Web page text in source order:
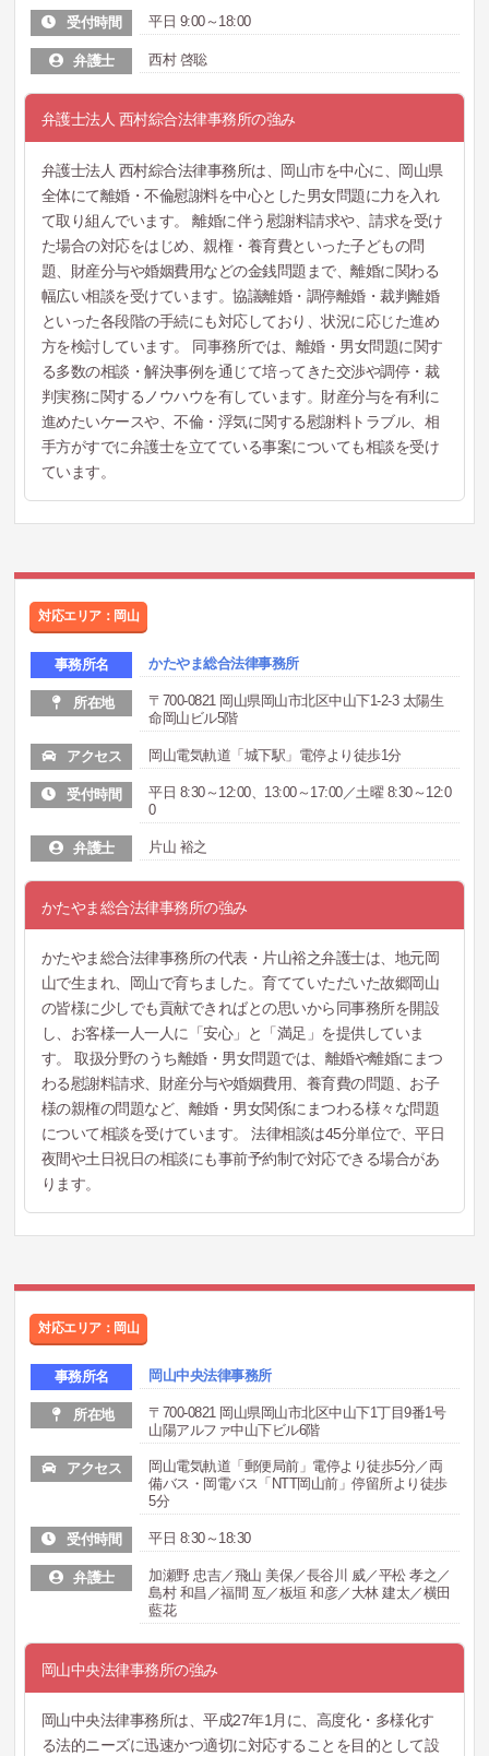
受付時間 平日 9:00～18:00
弁護士 西村 啓聡
弁護士法人 西村綜合法律事務所の強み
弁護士法人 西村綜合法律事務所は、岡山市を中心に、岡山県
全体にて離婚・不倫慰謝料を中心とした男女問題に力を入れ
て取り組んでいます。 離婚に伴う慰謝料請求や、請求を受け
た場合の対応をはじめ、親権・養育費といった子どもの問
題、財産分与や婚姻費用などの金銭問題まで、離婚に関わる
幅広い相談を受けています。協議離婚・調停離婚・裁判離婚
といった各段階の手続にも対応しており、状況に応じた進め
方を検討しています。 同事務所では、離婚・男女問題に関す
る多数の相談・解決事例を通じて培ってきた交渉や調停・裁
判実務に関するノウハウを有しています。財産分与を有利に
進めたいケースや、不倫・浮気に関する慰謝料トラブル、相
手方がすでに弁護士を立てている事案についても相談を受け
ています。
対応エリア：岡山
事務所名 かたやま総合法律事務所
所在地
〒700-0821 岡山県岡山市北区中山下1-2-3 太陽生
命岡山ビル5階
アクセス 岡山電気軌道「城下駅」電停より徒歩1分
受付時間
平日 8:30～12:00、13:00～17:00／土曜 8:30～12:0
0
弁護士 片山 裕之
かたやま総合法律事務所の強み
かたやま総合法律事務所の代表・片山裕之弁護士は、地元岡
山で生まれ、岡山で育ちました。育てていただいた故郷岡山
の皆様に少しでも貢献できればとの思いから同事務所を開設
し、お客様一人一人に「安心」と「満足」を提供していま
す。 取扱分野のうち離婚・男女問題では、離婚や離婚にまつ
わる慰謝料請求、財産分与や婚姻費用、養育費の問題、お子
様の親権の問題など、離婚・男女関係にまつわる様々な問題
について相談を受けています。 法律相談は45分単位で、平日
夜間や土日祝日の相談にも事前予約制で対応できる場合があ
ります。
対応エリア：岡山
事務所名 岡山中央法律事務所
所在地
〒700-0821 岡山県岡山市北区中山下1丁目9番1号
山陽アルファ中山下ビル6階
アクセス
岡山電気軌道「郵便局前」電停より徒歩5分／両
備バス・岡電バス「NTT岡山前」停留所より徒歩
5分
受付時間 平日 8:30～18:30
弁護士
加瀬野 忠吉／飛山 美保／長谷川 威／平松 孝之／
島村 和昌／福間 亙／板垣 和彦／大林 建太／横田
藍花
岡山中央法律事務所の強み
岡山中央法律事務所は、平成27年1月に、高度化・多様化す
る法的ニーズに迅速かつ適切に対応することを目的として設